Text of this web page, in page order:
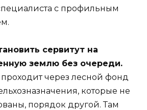
с профильным
сервитут на
землю без очереди.
через лесной фонд
которые не
порядок другой. Там